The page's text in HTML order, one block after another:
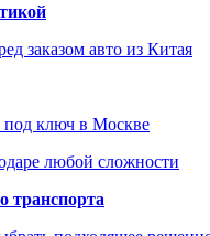
заказом авто из Китая
под ключ в Москве
любой сложности
транспорта